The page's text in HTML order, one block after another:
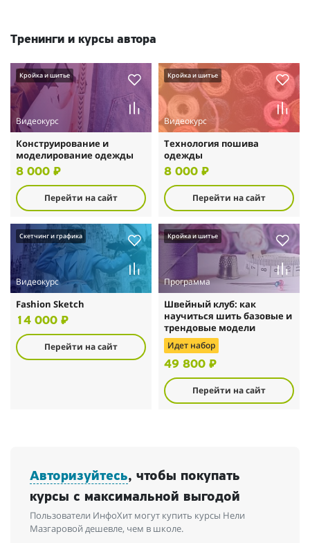
Тренинги и курсы автора
Кройка и шитье
Видеокурс
Конструирование и
моделирование одежды
8 000 ₽
Перейти на сайт
Кройка и шитье
Видеокурс
Технология пошива
одежды
8 000 ₽
Перейти на сайт
Скетчинг и графика
Видеокурс
Fashion Sketch
14 000 ₽
Перейти на сайт
Кройка и шитье
Программа
Швейный клуб: как
научиться шить базовые и
трендовые модели
Идет набор
49 800 ₽
Перейти на сайт
Авторизуйтесь, чтобы покупать
курсы с максимальной выгодой
Пользователи ИнфоХит могут купить курсы Нели
Мазгаровой дешевле, чем в школе.